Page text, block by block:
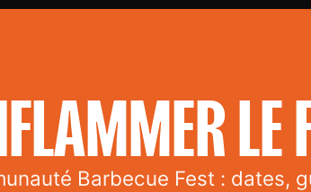
LE
Barbecue Fest : dates,